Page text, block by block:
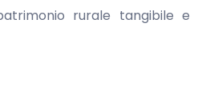
rurale tangibile e